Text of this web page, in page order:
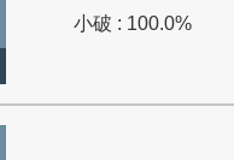
小破 : 100.0%